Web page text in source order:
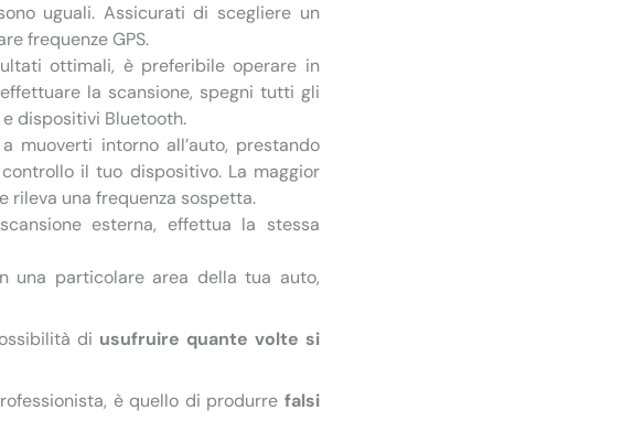
uguali. Assicurati di scegliere un
frequenze GPS.
ottimali, è preferibile operare in
la scansione, spegni tutti gli
dispositivi Bluetooth.
muoverti intorno all’auto, prestando
il tuo dispositivo. La maggior
rileva una frequenza sospetta.
esterna, effettua la stessa
una particolare area della tua auto,
di usufruire quante volte si
è quello di produrre falsi